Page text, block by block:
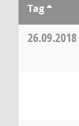
Tag
26.09.2018